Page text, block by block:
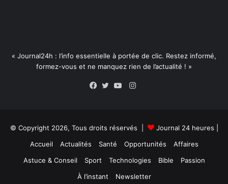
« Journal24h : l’info essentielle à portée de clic. Restez informé,
formez-vous et ne manquez rien de l’actualité ! »
Instagram
© Copyright 2026, Tous droits réservés | Journal 24 heures
Accueil
Actualités Santé Opportunités
Affaires
Astuce & Conseil
Sport Technologies Bible
Passion
À l’instant
Newsletter